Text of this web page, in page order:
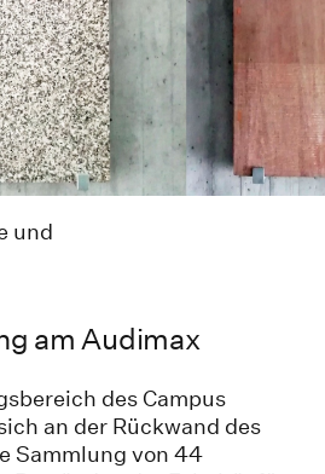
und
am Audimax
des Campus
an der Rückwand des
Sammlung von 44